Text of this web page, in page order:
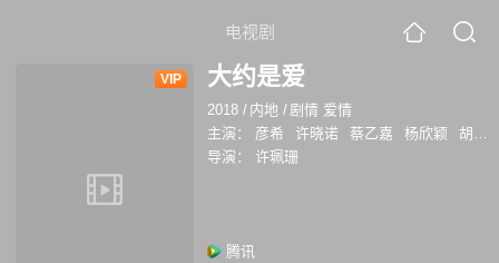
电视剧
VIP 大约是爱
2018 / 内地 /剧情 爱情
主演：
彦希 许晓诺 蔡乙嘉 杨欣颖
胡文喆
导演：
许珮珊
腾讯